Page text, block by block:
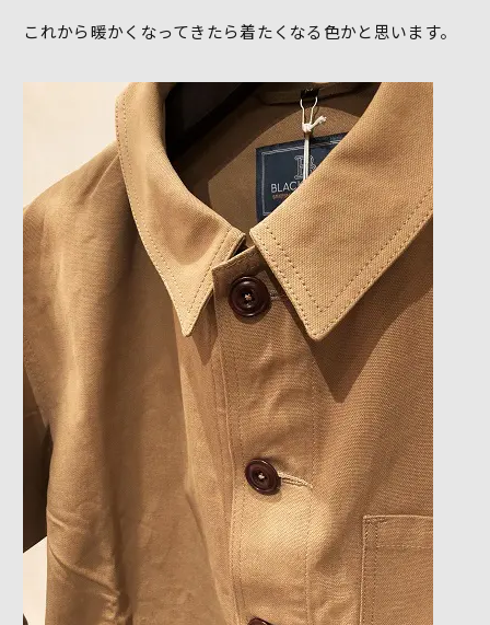
これから暖かくなってきたら着たくなる色かと思います。